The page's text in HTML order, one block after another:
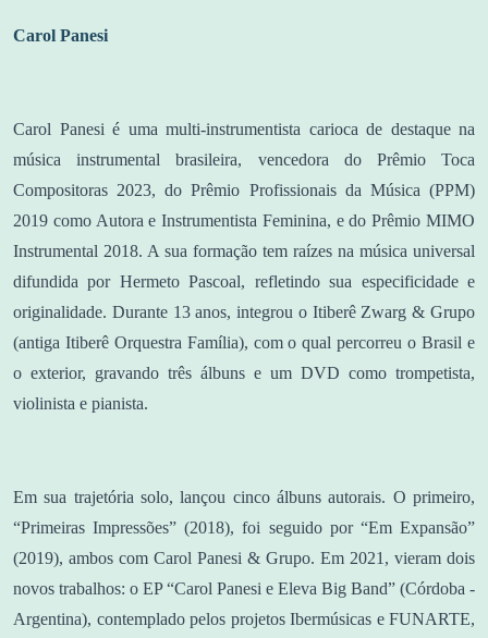
Carol Panesi
Carol Panesi é uma multi-instrumentista carioca de destaque na
música instrumental brasileira, vencedora do Prêmio Toca
Compositoras 2023, do Prêmio Profissionais da Música (PPM)
2019 como Autora e Instrumentista Feminina, e do Prêmio MIMO
Instrumental 2018. A sua formação tem raízes na música universal
difundida por Hermeto Pascoal, refletindo sua especificidade e
originalidade. Durante 13 anos, integrou o Itiberê Zwarg & Grupo
(antiga Itiberê Orquestra Família), com o qual percorreu o Brasil e
o exterior, gravando três álbuns e um DVD como trompetista,
violinista e pianista.
Em sua trajetória solo, lançou cinco álbuns autorais. O primeiro,
“Primeiras Impressões” (2018), foi seguido por “Em Expansão”
(2019), ambos com Carol Panesi & Grupo. Em 2021, vieram dois
novos trabalhos: o EP “Carol Panesi e Eleva Big Band” (Córdoba -
Argentina), contemplado pelos projetos Ibermúsicas e FUNARTE,